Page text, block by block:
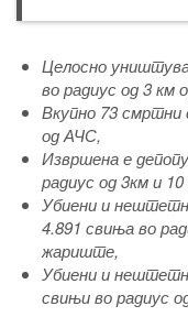
Целосно
во радиус од 3 км
Вкупно 73 смртни
од АЧС,
Извршена е
радиус од 3км и
Убиени и
4.891 свиња во
жариште,
Убиени и
свињи во радиус